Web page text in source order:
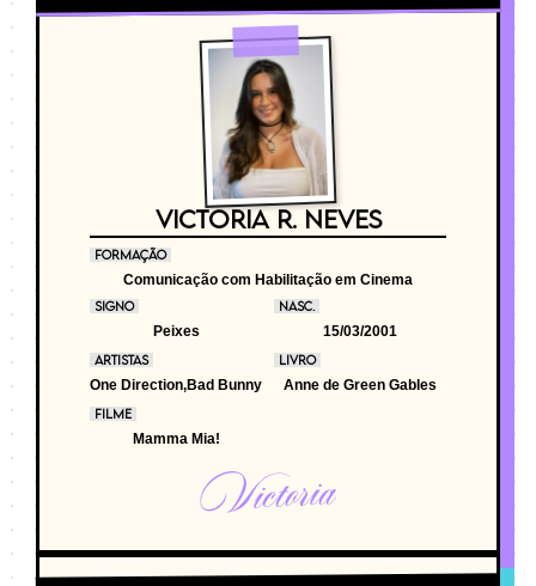
VICTORIA R. NEVES
FORMAÇÃO
Comunicação com Habilitação em Cinema
SIGNO
Peixes
NASC.
15/03/2001
ARTISTAS
One Direction,Bad Bunny
LIVRO
Anne de Green Gables
FILME
Mamma Mia!
Victoria